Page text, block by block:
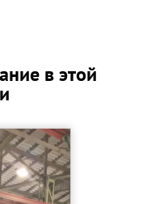
(без контрподдержки),
мм 800
косозубых
косозубых
в этой